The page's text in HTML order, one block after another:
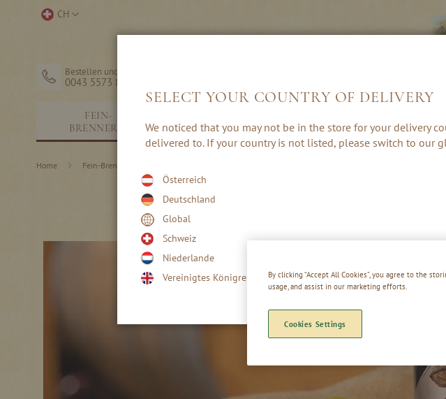
Direkt
Store CH
Bestellen und Hilfe
0043 5573 82203
FEIN-
BRENNEREI
EDELBRÄNDE
CREAMS
Home Fein-Brennerei
By clicking “Accept All Cookies”, you agree to the
usage, and assist in our marketing efforts.
Cookies Settings
SELECT YOUR COUNTRY OF DELIVERY
We noticed that you may not be in the store for your delivery
delivered to. If your country is not listed, please switch to our
Österreich
Deutschland
Global
Schweiz
Niederlande
Vereinigtes Königreich